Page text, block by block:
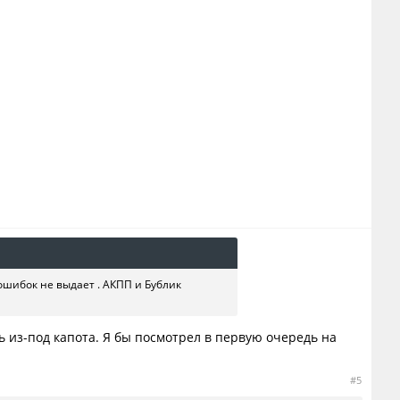
не выдает . АКПП и Бублик
под капота. Я бы посмотрел в первую очередь на
#5